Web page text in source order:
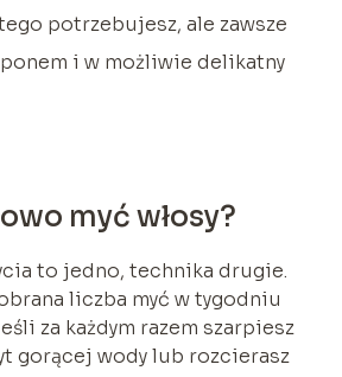
potrzebujesz, ale zawsze
i w możliwie delikatny
myć włosy?
to jedno, technika drugie.
liczba myć w tygodniu
za każdym razem szarpiesz
gorącej wody lub rozcierasz